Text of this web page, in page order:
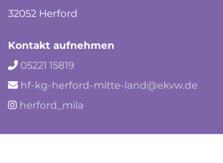
32052 Herford
Kontakt aufnehmen
 05221 15819
 hf-kg-herford-mitte-land@ekvw.de
 herford_mila